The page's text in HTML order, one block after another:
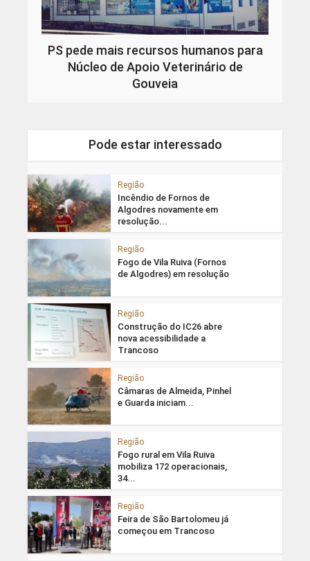
PS pede mais recursos humanos para
Núcleo de Apoio Veterinário de
Gouveia
Pode estar interessado
Região
Incêndio de Fornos de
Algodres novamente em
resolução...
Região
Fogo de Vila Ruiva (Fornos
de Algodres) em resolução
Região
Construção do IC26 abre
nova acessibilidade a
Trancoso
Região
Câmaras de Almeida, Pinhel
e Guarda iniciam...
Região
Fogo rural em Vila Ruiva
mobiliza 172 operacionais,
34...
Região
Feira de São Bartolomeu já
começou em Trancoso